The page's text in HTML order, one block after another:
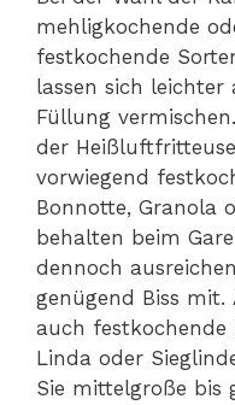
mehligkochende
festkochende
lassen sich
Füllung
der
vorwiegend
Bonnotte, Granola
behalten beim
dennoch
genügend Biss
auch festkochende
Linda oder
Sie mittelgroße bis